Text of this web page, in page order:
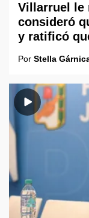
Villarruel le
consideró
y ratificó
Por Stella